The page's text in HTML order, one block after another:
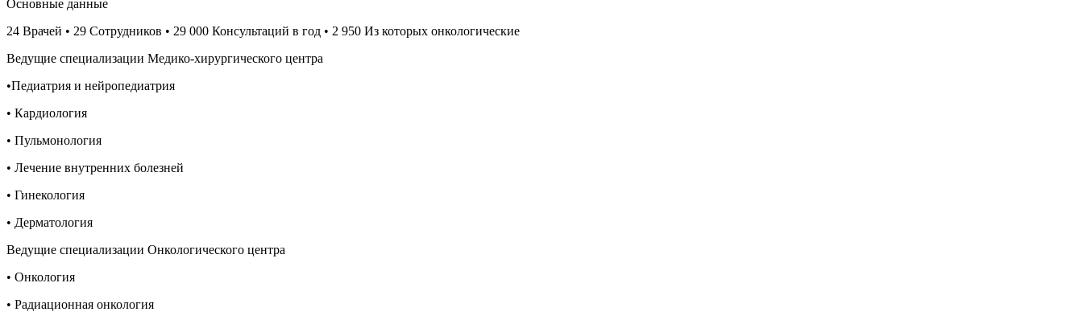
Основные данные
24 Врачей • 29 Сотрудников • 29 000 Консультаций в год • 2 950 Из которых онкологические
Ведущие специализации Медико-хирургического центра
•Педиатрия и нейропедиатрия
• Кардиология
• Пульмонология
• Лечение внутренних болезней
• Гинекология
• Дерматология
Ведущие специализации Онкологического центра
• Онкология
• Радиационная онкология